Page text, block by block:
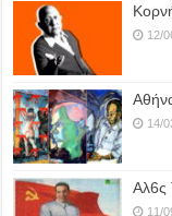
12/
14/
Αλ6ς
11/